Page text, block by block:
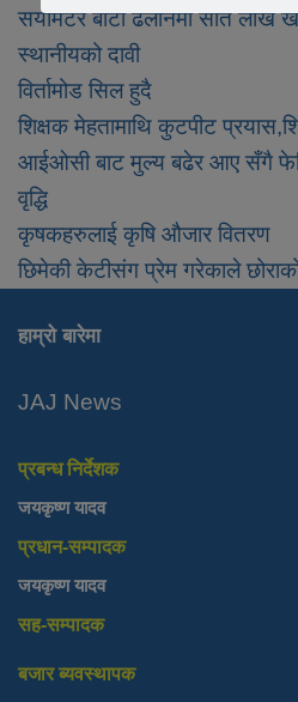
सयमिटर बाटो ढलानमा सात लाख
स्थानीयको दावी
विर्तामोड सिल हुदै
शिक्षक मेहतामाथि कुटपीट
आईओसी बाट मुल्य बढेर आए सँगै फेरि
वृद्धि
कृषकहरुलाई कृषि औजार वितरण
छिमेकी केटीसंग प्रेम गरेकाले छोराको
हाम्रो बारेमा
JAJ News
प्रबन्ध निर्देशक
जयकृष्ण यादव
प्रधान-सम्पादक
जयकृष्ण यादव
सह-सम्पादक
बजार ब्यवस्थापक